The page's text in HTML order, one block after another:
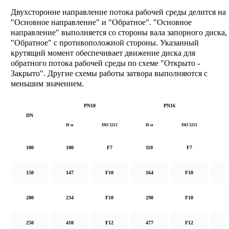
Двухсторонне направление потока рабочей среды делится на
"Основное направление" и "Обратное". "Основное
направление" выполняется со стороны вала запорного диска,
"Обратное" с противоположной стороны. Указанный
крутящий момент обеспечивает движение диска для
обратного потока рабочей среды по схеме "Открыто -
Закрыто". Другие схемы работы затвора выполняются с
меньшим значением.
DN
PN10 PN16
Н·м ISO 5211 Н·м ISO 5211
100 100 F7 110 F7
150 147 F10 164 F10
200 234 F10 290 F10
250 410 F12 477 F12